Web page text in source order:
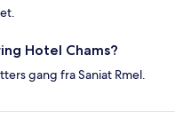
Hotel Chams?
gang fra Saniat Rmel.